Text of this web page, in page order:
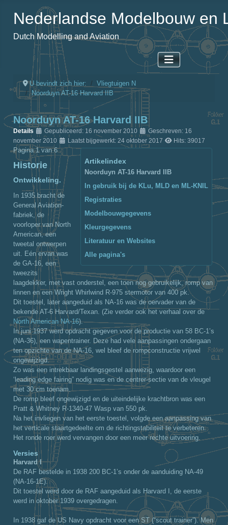
Nederlandse Modelbouw en
Dutch Modelling and Aviation
U bevindt zich hier:
Vliegtuigen N
Noorduyn AT-16 Harvard IIB
Noorduyn AT-16 Harvard IIB
Details Gepubliceerd: 16 november 2010
Geschreven: 16
november 2010
Laatst bijgewerkt: 24 oktober 2017 Hits: 39017
Artikelindex
Noorduyn AT-16 Harvard IIB
In gebruik bij de KLu, MLD en ML-KNIL
Registraties
Modelbouwgegevens
Kleurgegevens
Literatuur en Websites
Alle pagina's
Pagina 1 van 6
Historie
Ontwikkeling.
In 1935 bracht de
General Aviation-
fabriek, de
voorloper van North
American, een
tweetal ontwerpen
uit. Eén ervan was
de GA-16, een
tweezits
laagdekker, met vast onderstel, een toen nog gebruikelijk, romp van
linnen en een Wright Whirlwind R-975 stermotor van 400 pk.
Dit toestel, later aangeduid als NA-16 was de oervader van de
bekende AT-6 Harvard/Texan. (Zie verder ook het verhaal over de
North American NA-16).
In juni 1937 werd opdracht gegeven voor de productie van 58 BC-1’s
(NA-36), een wapentrainer. Deze had vele aanpassingen ondergaan
ten opzichte van de NA-16, wel bleef de rompconstructie vrijwel
ongewijzigd.
Zo was een intrekbaar landingsgestel aanwezig, waardoor een
‘leading edge fairing” nodig was en de centrer-sectie van de vleugel
met 30 cm toenam.
De romp bleef ongewijzigd en de uiteindelijke krachtbron was een
Pratt & Whitney R-1340-47 Wasp van 550 pk.
Na het invliegen van het eerste toestel, volgde een aanpassing van
het verticale staartgedeelte om de richtingstabiliteit te verbeteren.
Het ronde roer werd vervangen door een meer rechte uitvoering.
Versies
Harvard I
De RAF bestelde in 1938 200 BC-1’s onder de aanduiding NA-49
(NA-16-1E).
Dit toestel werd door de RAF aangeduid als Harvard I, de eerste
werd in oktober 1939 overgedragen.
In 1938 gaf de US Navy opdracht voor een ST (“scout trainer”). Men